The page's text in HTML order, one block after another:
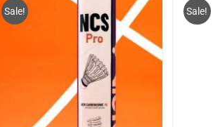
Sale! Sale!